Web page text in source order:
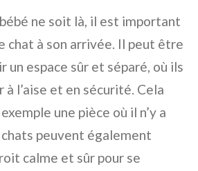
ne soit là, il est important
chat à son arrivée. Il peut être
espace sûr et séparé, où ils
l’aise et en sécurité. Cela
une pièce où il n’y a
chats peuvent également
calme et sûr pour se